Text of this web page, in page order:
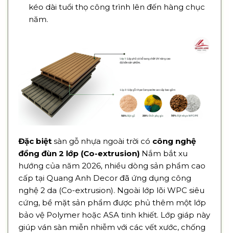
kéo dài tuổi thọ công trình lên đến hàng chục
năm.
Đặc biệt sàn gỗ nhựa ngoài trời có công nghệ
đồng đùn 2 lớp (Co-extrusion) Nắm bắt xu
hướng của năm 2026, nhiều dòng sản phẩm cao
cấp tại Quang Anh Decor đã ứng dụng công
nghệ 2 da (Co-extrusion). Ngoài lớp lõi WPC siêu
cứng, bề mặt sản phẩm được phủ thêm một lớp
bảo vệ Polymer hoặc ASA tinh khiết. Lớp giáp này
giúp ván sàn miễn nhiễm với các vết xước, chống